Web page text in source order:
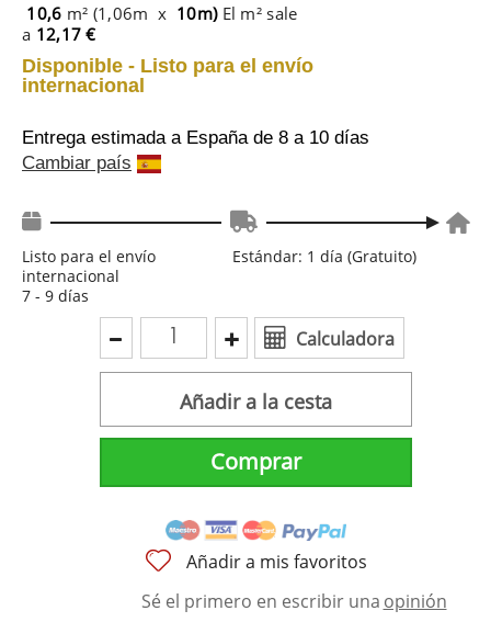
10,6 m² (1,06m x 10m) El m² sale
a 12,17 €
Disponible - Listo para el envío
internacional
Entrega estimada a España de 8 a 10 días
Cambiar país
Listo para el envío
internacional
7 - 9 días
Estándar: 1 día (Gratuito)
Calculadora
Añadir a la cesta
Comprar
Añadir a mis favoritos
Sé el primero en escribir una opinión